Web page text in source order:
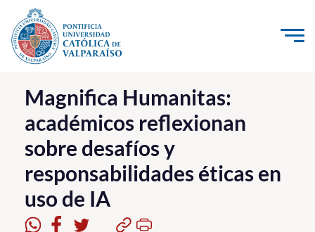
Click acá para ir directamente al contenido
La Universidad
Investigación, Creación e Innovación
PUCV Internacional
Vinculación con el Medio
Admisión
Magnifica Humanitas:
académicos reflexionan
sobre desafíos y
responsabilidades éticas en
uso de IA